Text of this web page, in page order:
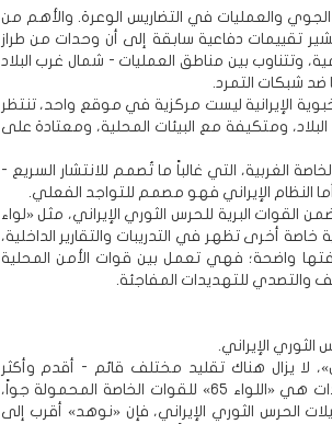
الجوي والعمليات في التضاريس الوعرة. والأهم من
تقييمات دفاعية سابقة إلى أن وحدات من طراز
وتتناوب بين مناطق العمليات - شمال غرب البلاد
شبكات التمرد.
الإيرانية ليست مركزية في موقع واحد، تنتظر
ومتكيفة مع البيئات المحلية، ومعتادة على
الغربية، التي غالباً ما تُصمم للانتشار السريع -
النظام الإيراني فهو مصمم للتواجد الفعلي.
القوات البرية للحرس الثوري الإيراني، مثل «لواء
أخرى تظهر في التدريبات والتقارير الداخلية،
واضحة؛ فهي تعمل بين قوات الأمن المحلية
والتصدي للتهديدات المفاجئة.
الثوري الإيراني.
لا يزال هناك تقليد مختلف قائم - أقدم وأكثر
تقليدية، ولكنه لا يزال ذا صلة. أبرز هذه الوحدات هي «اللواء 65» للقوات الخاصة المحمولة جواً،
الثوري الإيراني، فإن «نوهد» أقرب إلى